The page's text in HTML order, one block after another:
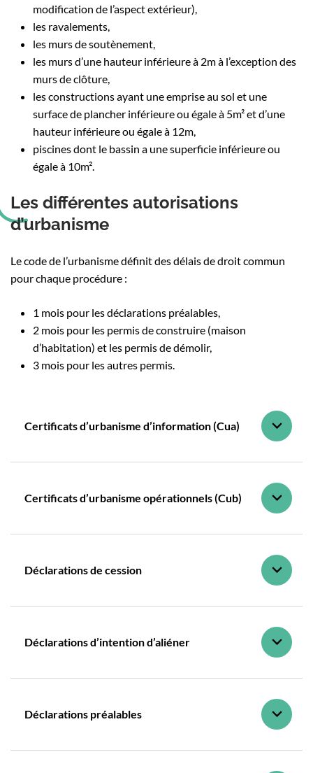
modification de l’aspect extérieur),
les ravalements,
les murs de soutènement,
les murs d’une hauteur inférieure à 2m à l’exception des
murs de clôture,
les constructions ayant une emprise au sol et une
surface de plancher inférieure ou égale à 5m² et d’une
hauteur inférieure ou égale à 12m,
piscines dont le bassin a une superficie inférieure ou
égale à 10m².
Les différentes autorisations
d’urbanisme
Le code de l’urbanisme définit des délais de droit commun
pour chaque procédure :
1 mois pour les déclarations préalables,
2 mois pour les permis de construire (maison
d’habitation) et les permis de démolir,
3 mois pour les autres permis.
Certificats d’urbanisme d’information (Cua)
Certificats d’urbanisme opérationnels (Cub)
Déclarations de cession
Déclarations d’intention d’aliéner
Déclarations préalables